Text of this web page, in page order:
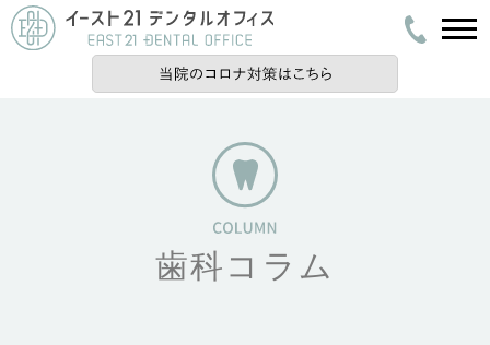
歯科コラム